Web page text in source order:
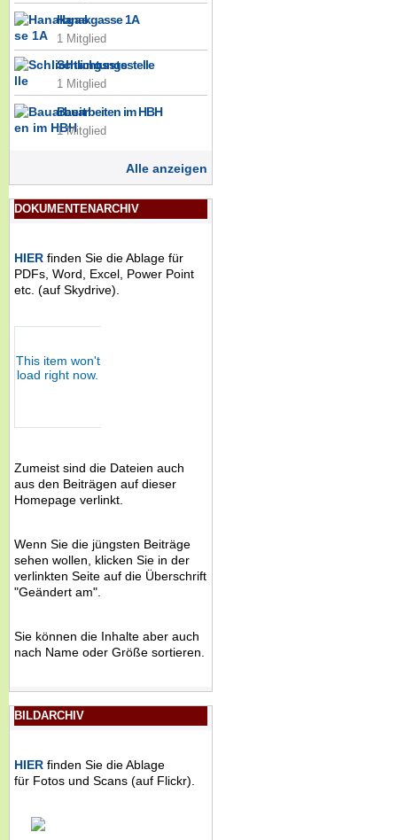
Hanakgasse 1A
1 Mitglied
Schlichtungsstelle
1 Mitglied
Bauarbeiten im HBH
1 Mitglied
Alle anzeigen
DOKUMENTENARCHIV
HIER finden Sie die Ablage für
PDFs, Word, Excel, Power Point
etc. (auf Skydrive).
Zumeist sind die Dateien auch
aus den Beiträgen auf dieser
Homepage verlinkt.
Wenn Sie die jüngsten Beiträge
sehen wollen, klicken Sie in der
verlinkten Seite auf die Überschrift
"Geändert am".
Sie können die Inhalte aber auch
nach Name oder Größe sortieren.
BILDARCHIV
HIER finden Sie die Ablage
für Fotos und Scans (auf Flickr).